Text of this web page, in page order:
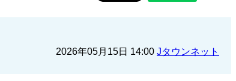
2026年05月15日 14:00 Jタウンネット